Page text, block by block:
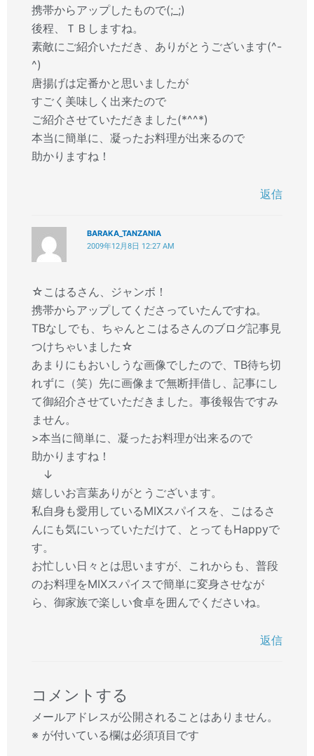
携帯からアップしたもので(;_;)
後程、ＴＢしますね。
素敵にご紹介いただき、ありがとうございます(^-
^)
唐揚げは定番かと思いましたが
すごく美味しく出来たので
ご紹介させていただきました(*^^*)
本当に簡単に、凝ったお料理が出来るので
助かりますね！
返信
BARAKA_TANZANIA
2009年12月8日 12:27 AM
☆こはるさん、ジャンボ！
携帯からアップしてくださっていたんですね。
TBなしでも、ちゃんとこはるさんのブログ記事見
つけちゃいました☆
あまりにもおいしうな画像でしたので、TB待ち切
れずに（笑）先に画像まで無断拝借し、記事にし
て御紹介させていただきました。事後報告ですみ
ません。
>本当に簡単に、凝ったお料理が出来るので
助かりますね！
↓
嬉しいお言葉ありがとうございます。
私自身も愛用しているMIXスパイスを、こはるさ
んにも気にいっていただけて、とってもHappyで
す。
お忙しい日々とは思いますが、これからも、普段
のお料理をMIXスパイスで簡単に変身させなが
ら、御家族で楽しい食卓を囲んでくださいね。
返信
コメントする
メールアドレスが公開されることはありません。
※ が付いている欄は必須項目です